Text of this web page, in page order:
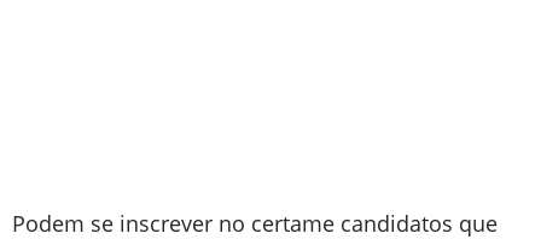
Podem se inscrever no certame candidatos que